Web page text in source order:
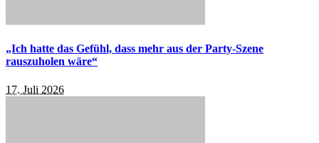
„Ich hatte das Gefühl, dass mehr aus der Party-Szene
rauszuholen wäre“
17. Juli 2026